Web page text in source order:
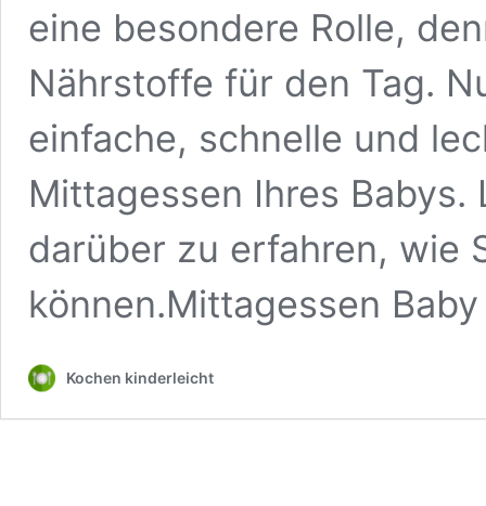
eine besondere Rolle,
Nährstoffe für den Tag.
einfache, schnelle und
Mittagessen Ihres
darüber zu erfahren, wie
können.Mittagessen
Kochen kinderleicht